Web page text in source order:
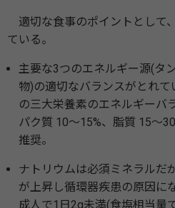
適切な食事のポイントとして
ている。
主要な3つのエネルギー源(タ
物)の適切なバランスがとれ
の三大栄養素のエネルギーバ
パク質 10～15%、脂質 15～
推奨。
ナトリウムは必須ミネラルだ
が上昇し循環器疾患の原因に
成人で1日2g未満(食塩相当量